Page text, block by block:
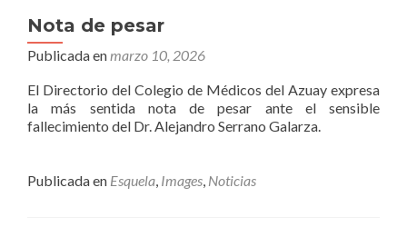
Nota de pesar
Publicada enmarzo 10, 2026
El Directorio del Colegio de Médicos del Azuay expresa
la más sentida nota de pesar ante el sensible
fallecimiento del Dr. Alejandro Serrano Galarza.
Publicada en Esquela, Images, Noticias